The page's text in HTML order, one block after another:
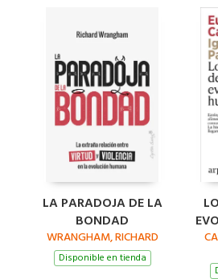
LA PARADOJA DE LA
BONDAD
WRANGHAM, RICHARD
Disponible en tienda